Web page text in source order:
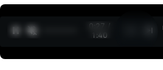
0:27 /
1:40